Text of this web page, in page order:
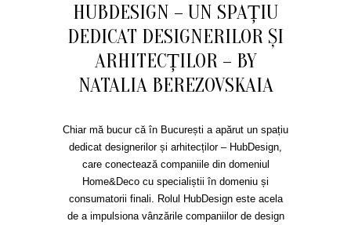
HUBDESIGN – UN SPAȚIU
DEDICAT DESIGNERILOR ȘI
ARHITECȚILOR – BY
NATALIA BEREZOVSKAIA
Chiar mă bucur că în București a apărut un spațiu
dedicat designerilor și arhitecților – HubDesign,
care conectează companiile din domeniul
Home&Deco cu specialiștii în domeniu și
consumatorii finali. Rolul HubDesign este acela
de a impulsiona vânzările companiilor de design